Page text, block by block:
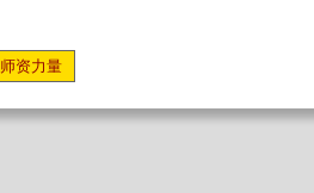
师资力量